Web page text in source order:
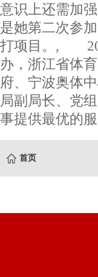
意识上还需加
是她第二次参
打项目。,
办，浙江省体
府、宁波奥体
局副局长、党
事提供最优的
首页